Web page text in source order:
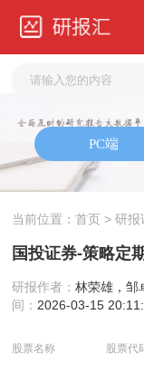
当前位置：首页 > 研报
国投证券-策略定
研报作者：林荣雄，邹
间： 2026-03-15
股票名称 股票代